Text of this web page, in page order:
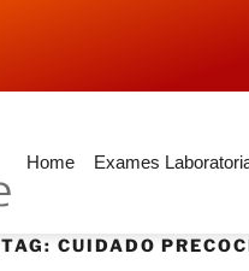
Home Exames
TAG: CUIDADO